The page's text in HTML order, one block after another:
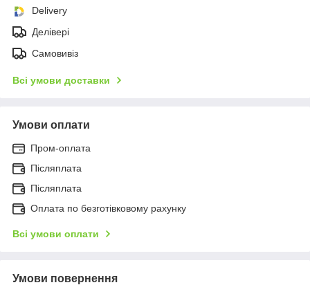
Delivery
Делівері
Самовивіз
Всі умови доставки
Умови оплати
Пром-оплата
Післяплата
Післяплата
Оплата по безготівковому рахунку
Всі умови оплати
Умови повернення